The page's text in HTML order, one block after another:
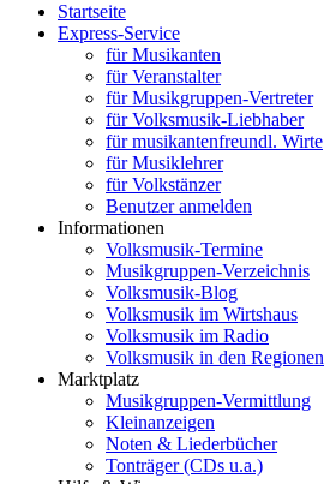
Startseite
Express-Service
für Musikanten
für Veranstalter
für Musikgruppen-Vertreter
für Volksmusik-Liebhaber
für musikantenfreundl. Wirte
für Musiklehrer
für Volkstänzer
Benutzer anmelden
Informationen
Volksmusik-Termine
Musikgruppen-Verzeichnis
Volksmusik-Blog
Volksmusik im Wirtshaus
Volksmusik im Radio
Volksmusik in den Regionen
Marktplatz
Musikgruppen-Vermittlung
Kleinanzeigen
Noten & Liederbücher
Tonträger (CDs u.a.)